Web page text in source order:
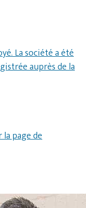
La société a été
auprès de la
page de